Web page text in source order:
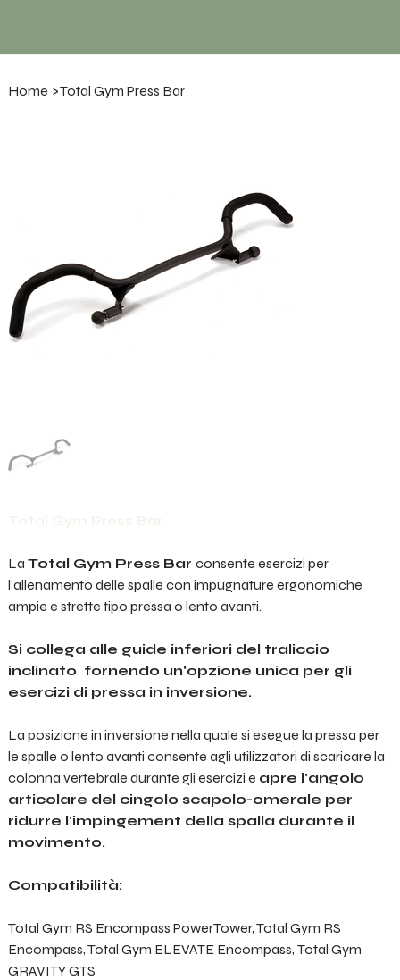
Home >Total Gym Press Bar
La Total Gym Press Bar consente esercizi per
l’allenamento delle spalle con impugnature ergonomiche
ampie e strette tipo pressa o lento avanti.
Si collega alle guide inferiori del traliccio
inclinato fornendo un'opzione unica per gli
esercizi di pressa in inversione.
La posizione in inversione nella quale si esegue la pressa per
le spalle o lento avanti consente agli utilizzatori di scaricare la
colonna vertebrale durante gli esercizi e apre l'angolo
articolare del cingolo scapolo-omerale per
ridurre l'impingement della spalla durante il
movimento.
Compatibilità:
Total Gym RS Encompass PowerTower, Total Gym RS
Encompass, Total Gym ELEVATE Encompass, Total Gym
GRAVITY GTS